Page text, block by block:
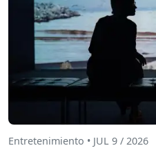
Entretenimiento • JUL 9 / 2026